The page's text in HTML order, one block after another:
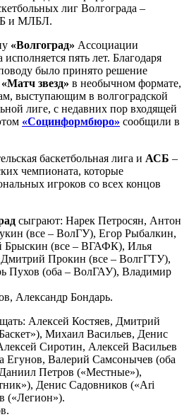
лиг Волгограда –
и МЛБЛ.
«Волгоград» Ассоциации
исполняется пять лет. Благодаря
было принято решение
«Матч звезд» в необычном формате,
выступающим в волгоградской
лиге, с недавних пор входящей
«Социнформбюро» сообщили в
баскетбольная лига и АСБ –
чемпионата, которые
игроков со всех концов
сыграют: Нарек Петросян, Антон
(все – ВолГУ), Егор Рыбалкин,
Брыскин (все – ВГАФК), Илья
Прокин (все – ВолгГТУ),
Пухов (оба – ВолГАУ), Владимир
Александр Бондарь.
Алексей Костяев, Дмитрий
Михаил Васильев, Денис
Сиротин, Алексей Васильев
Егунов, Валерий Самсонычев (оба
Петров («Местные»),
Денис Садовников («Ari
(«Легион»).